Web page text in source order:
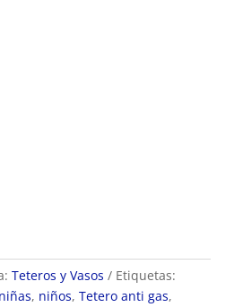
Teteros y Vasos
Etiquetas:
niñas, niños, Tetero anti gas,